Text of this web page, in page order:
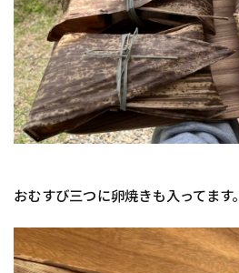
おむすび三つに卵焼きも入ってます。